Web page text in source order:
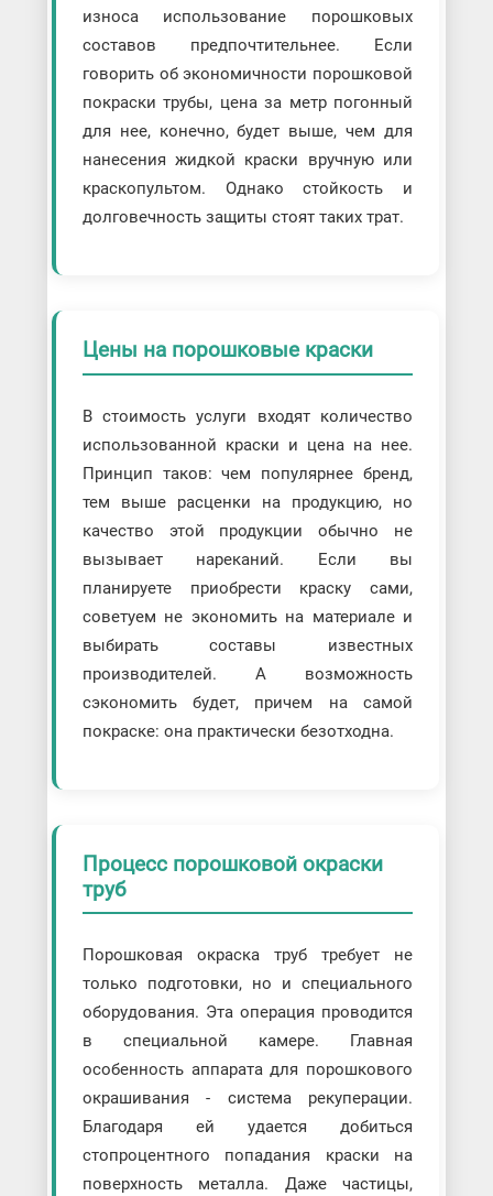
износа использование порошковых
составов предпочтительнее. Если
говорить об экономичности порошковой
покраски трубы, цена за метр погонный
для нее, конечно, будет выше, чем для
нанесения жидкой краски вручную или
краскопультом. Однако стойкость и
долговечность защиты стоят таких трат.
Цены на порошковые краски
В стоимость услуги входят количество
использованной краски и цена на нее.
Принцип таков: чем популярнее бренд,
тем выше расценки на продукцию, но
качество этой продукции обычно не
вызывает нареканий. Если вы
планируете приобрести краску сами,
советуем не экономить на материале и
выбирать составы известных
производителей. А возможность
сэкономить будет, причем на самой
покраске: она практически безотходна.
Процесс порошковой окраски
труб
Порошковая окраска труб требует не
только подготовки, но и специального
оборудования. Эта операция проводится
в специальной камере. Главная
особенность аппарата для порошкового
окрашивания - система рекуперации.
Благодаря ей удается добиться
стопроцентного попадания краски на
поверхность металла. Даже частицы,